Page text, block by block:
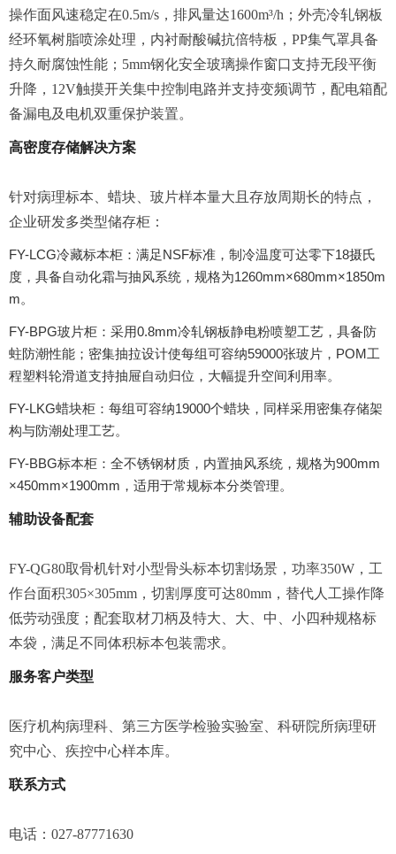
操作面风速稳定在0.5m/s，排风量达1600m³/h；外壳冷轧钢板
经环氧树脂喷涂处理，内衬耐酸碱抗倍特板，PP集气罩具备
持久耐腐蚀性能；5mm钢化安全玻璃操作窗口支持无段平衡
升降，12V触摸开关集中控制电路并支持变频调节，配电箱配
备漏电及电机双重保护装置。
高密度存储解决方案
针对病理标本、蜡块、玻片样本量大且存放周期长的特点，
企业研发多类型储存柜：
FY-LCG冷藏标本柜：满足NSF标准，制冷温度可达零下18摄氏
度，具备自动化霜与抽风系统，规格为1260mm×680mm×1850m
m。
FY-BPG玻片柜：采用0.8mm冷轧钢板静电粉喷塑工艺，具备防
蛀防潮性能；密集抽拉设计使每组可容纳59000张玻片，POM工
程塑料轮滑道支持抽屉自动归位，大幅提升空间利用率。
FY-LKG蜡块柜：每组可容纳19000个蜡块，同样采用密集存储架
构与防潮处理工艺。
FY-BBG标本柜：全不锈钢材质，内置抽风系统，规格为900mm
×450mm×1900mm，适用于常规标本分类管理。
辅助设备配套
FY-QG80取骨机针对小型骨头标本切割场景，功率350W，工
作台面积305×305mm，切割厚度可达80mm，替代人工操作降
低劳动强度；配套取材刀柄及特大、大、中、小四种规格标
本袋，满足不同体积标本包装需求。
服务客户类型
医疗机构病理科、第三方医学检验实验室、科研院所病理研
究中心、疾控中心样本库。
联系方式
电话：027-87771630